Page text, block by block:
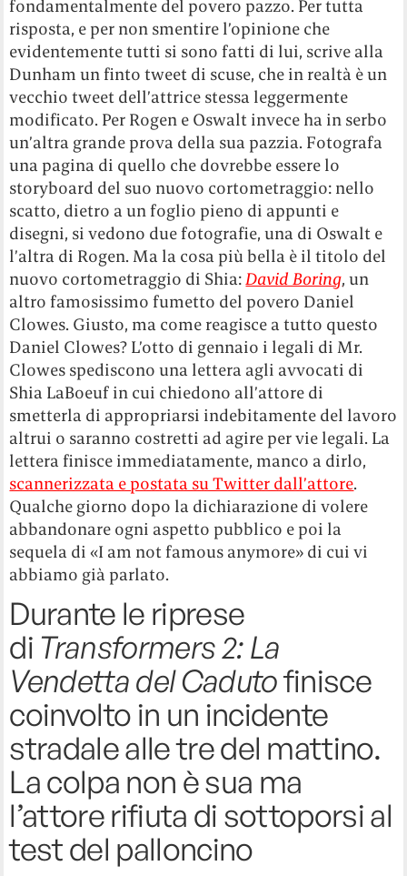
fondamentalmente del povero pazzo. Per tutta
risposta, e per non smentire l’opinione che
evidentemente tutti si sono fatti di lui, scrive alla
Dunham un finto tweet di scuse, che in realtà è un
vecchio tweet dell’attrice stessa leggermente
modificato. Per Rogen e Oswalt invece ha in serbo
un’altra grande prova della sua pazzia. Fotografa
una pagina di quello che dovrebbe essere lo
storyboard del suo nuovo cortometraggio: nello
scatto, dietro a un foglio pieno di appunti e
disegni, si vedono due fotografie, una di Oswalt e
l’altra di Rogen. Ma la cosa più bella è il titolo del
nuovo cortometraggio di Shia:David Boring, un
altro famosissimo fumetto del povero Daniel
Clowes. Giusto, ma come reagisce a tutto questo
Daniel Clowes? L’otto di gennaio i legali di Mr.
Clowes spediscono una lettera agli avvocati di
Shia LaBoeuf in cui chiedono all’attore di
smetterla di appropriarsi indebitamente del lavoro
altrui o saranno costretti ad agire per vie legali. La
lettera finisce immediatamente, manco a dirlo,
scannerizzata e postata su Twitter dall’attore.
Qualche giorno dopo la dichiarazione di volere
abbandonare ogni aspetto pubblico e poi la
sequela di «I am not famous anymore» di cui vi
abbiamo già parlato.
Durante le riprese
di Transformers 2: La
Vendetta del Cadutofinisce
coinvolto in un incidente
stradale alle tre del mattino.
La colpa non è sua ma
l’attore rifiuta di sottoporsi al
test del palloncino